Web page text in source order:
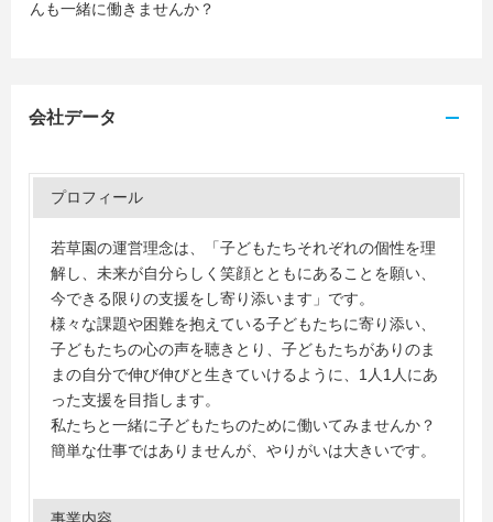
んも一緒に働きませんか？
会社データ
プロフィール
若草園の運営理念は、「子どもたちそれぞれの個性を理
解し、未来が自分らしく笑顔とともにあることを願い、
今できる限りの支援をし寄り添います」です。
様々な課題や困難を抱えている子どもたちに寄り添い、
子どもたちの心の声を聴きとり、子どもたちがありのま
まの自分で伸び伸びと生きていけるように、1人1人にあ
った支援を目指します。
私たちと一緒に子どもたちのために働いてみませんか？
簡単な仕事ではありませんが、やりがいは大きいです。